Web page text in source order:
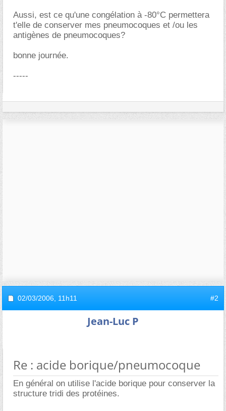
Aussi, est ce qu'une congélation à -80°C permettera
t'elle de conserver mes pneumocoques et /ou les
antigènes de pneumocoques?
bonne journée.
-----
02/03/2006, 11h11 #2
Jean-Luc P
Re : acide borique/pneumocoque
En général on utilise l'acide borique pour conserver la
structure tridi des protéines.